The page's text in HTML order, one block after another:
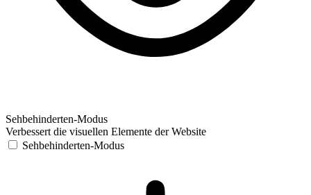
Sehbehinderten-Modus
Verbessert die visuellen Elemente der Website
Sehbehinderten-Modus